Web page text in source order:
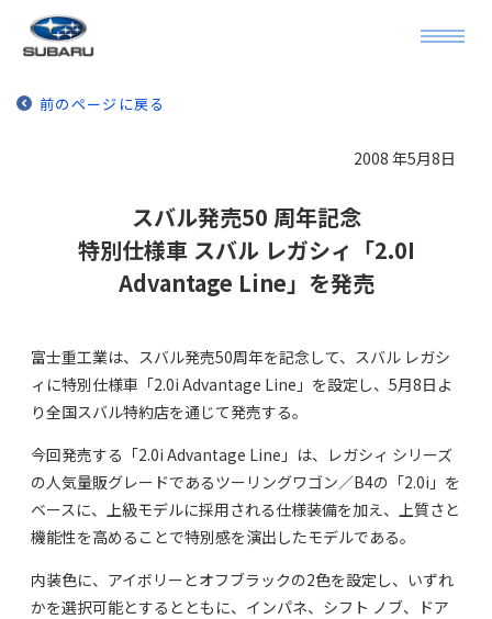
前のページに戻る
2008 年5月8日
スバル発売50 周年記念
特別仕様車 スバル レガシィ「2.0I
Advantage Line」を発売
富士重工業は、スバル発売50周年を記念して、スバル レガシ
ィに特別仕様車「2.0i Advantage Line」を設定し、5月8日よ
り全国スバル特約店を通じて発売する。
今回発売する「2.0i Advantage Line」は、レガシィ シリーズ
の人気量販グレードであるツーリングワゴン／B4の「2.0i」を
ベースに、上級モデルに採用される仕様装備を加え、上質さと
機能性を高めることで特別感を演出したモデルである。
内装色に、アイボリーとオフブラックの2色を設定し、いずれ
かを選択可能とするとともに、インパネ、シフト ノブ、ドア